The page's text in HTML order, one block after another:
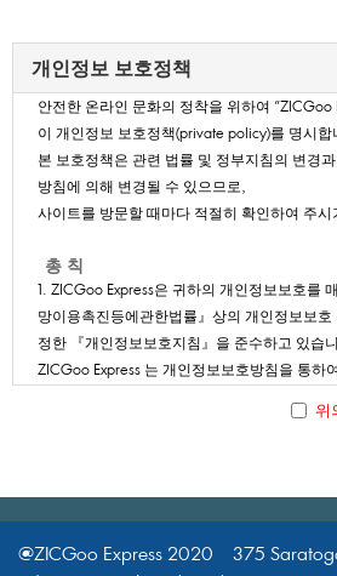
매한제품(고객이"ZICGooExpress"배송대행
에대하여결제대행된제품도포함함)이미국
객이원하는지점으로배송될수있도록중개용
니다.
미국선적회사의물류창고에서고객이해외사
을수령한후,국내고객이지정한수령처까지
3."회원"이라함은ZICGooExpress에개인정
한개인이용자로서,ZICGooExpress의정보
ZICGooExpress이제공하는서비스를계속
말합니다.
단,법인이나회사명의등으로의가입은관련
1.ZICGooExpress은이약관의내용과상호
지주소(소비자의불만을처리할수있는곳의
정보관리책임자등을회원이쉽게알수있도
개인정보보호정책
안전한온라인문화의정착을위하여
이개인정보보호정책(privatepolicy)를명시합
본보호정책은관련법률및정부지침의변경
방침에의해변경될수있으므로,
사이트를방문할때마다적절히확인하여주시
총칙
1.ZICGooExpress은귀하의개인정보보호를
망이용촉진등에관한법률』상의개인정보보
정한『개인정보보호지침』을준수하고있습
ZICGooExpress는개인정보보호방침을통하
어떠한조치가취해지고있는지알려드립니다.
2.ZICGooExpress은개인정보보호방침을홈
로써귀하께서용이하게내용을확인하고가
위